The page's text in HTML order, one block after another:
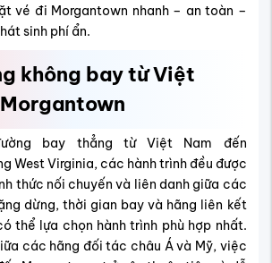
vé đi Morgantown nhanh – an toàn –
sinh phí ẩn.
không bay từ Việt
bay thẳng từ Việt Nam đến
West Virginia, các hành trình đều được
thức nối chuyến và liên danh giữa các
dừng, thời gian bay và hãng liên kết
thể lựa chọn hành trình phù hợp nhất.
các hãng đối tác châu Á và Mỹ, việc